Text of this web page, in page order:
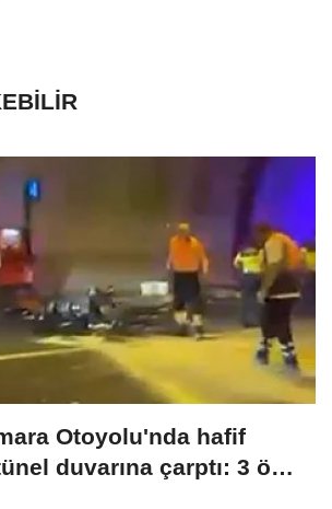
Otoyolu'nda hafif
duvarına çarptı: 3 ölü,